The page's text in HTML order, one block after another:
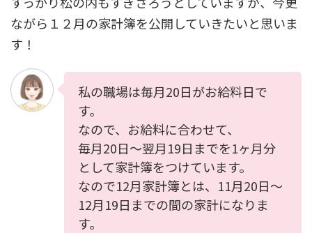
ながら１２月の家計簿を公開していきたいと思いま
す！
私の職場は毎月20日がお給料日で
す。
なので、お給料に合わせて、
毎月20日～翌月19日までを1ヶ月分
として家計簿をつけています。
なので12月家計簿とは、11月20日～
12月19日までの間の家計になりま
す。